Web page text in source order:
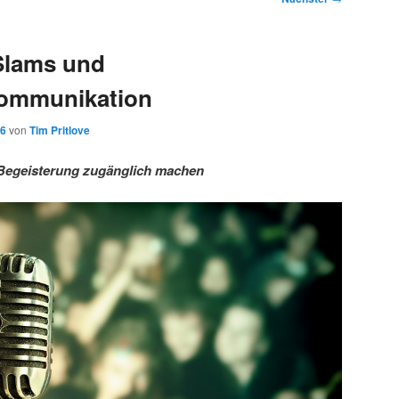
und
von Tim Pritlove
zugänglich machen